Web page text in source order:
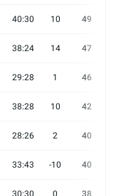
40:30 10 49
38:24 14 47
29:28 1 46
38:28 10 42
28:26 2 40
33:43 -10 40
30:30 0 38